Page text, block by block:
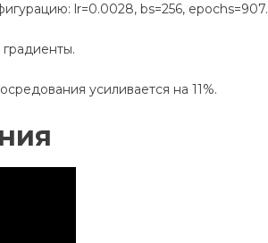
lr=0.0028, bs=256, epochs=907.
усиливается на 11%.